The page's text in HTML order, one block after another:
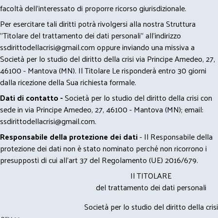
facoltà dell’interessato di proporre ricorso giurisdizionale.
Per esercitare tali diritti potrà rivolgersi alla nostra Struttura
"Titolare del trattamento dei dati personali" all'indirizzo
ssdirittodellacrisi@gmail.comoppure inviando una missiva a
Società per lo studio del diritto della crisi via Principe Amedeo, 27,
46100 - Mantova (MN). Il Titolare Le risponderà entro 30 giorni
dalla ricezione della Sua richiesta formale.
Dati di contatto -Società per lo studio del diritto della crisi con
sede in via Principe Amedeo, 27, 46100 - Mantova (MN); email:
ssdirittodellacrisi@gmail.com.
Responsabile della protezione dei dati- Il Responsabile della
protezione dei dati non è stato nominato perché non ricorrono i
presupposti di cui all’art 37 del Regolamento (UE) 2016/679.
Il TITOLARE
del trattamento dei dati personali
Società per lo studio del diritto della crisi